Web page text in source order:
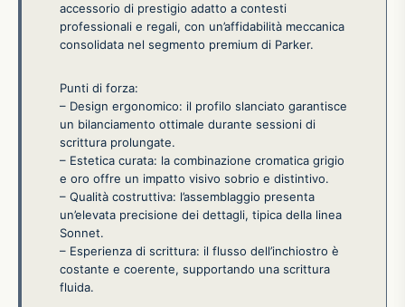
accessorio di prestigio adatto a contesti
professionali e regali, con un’affidabilità meccanica
consolidata nel segmento premium di Parker.
Punti di forza:
– Design ergonomico: il profilo slanciato garantisce
un bilanciamento ottimale durante sessioni di
scrittura prolungate.
– Estetica curata: la combinazione cromatica grigio
e oro offre un impatto visivo sobrio e distintivo.
– Qualità costruttiva: l’assemblaggio presenta
un’elevata precisione dei dettagli, tipica della linea
Sonnet.
– Esperienza di scrittura: il flusso dell’inchiostro è
costante e coerente, supportando una scrittura
fluida.